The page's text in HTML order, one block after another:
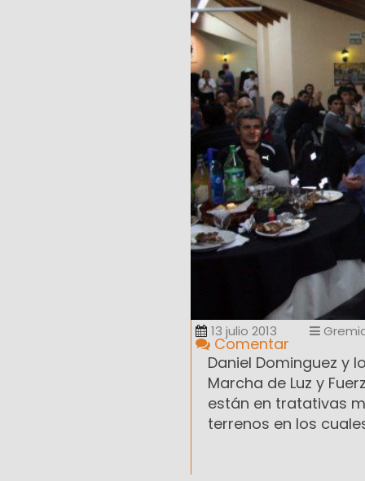
13 julio 2013
Comentar
Daniel Dominguez y
Marcha de Luz y
están en tratativas
terrenos en los